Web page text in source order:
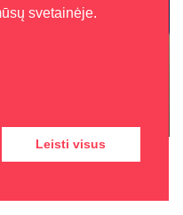
„Maisto
svetainėje.
Leisti visus